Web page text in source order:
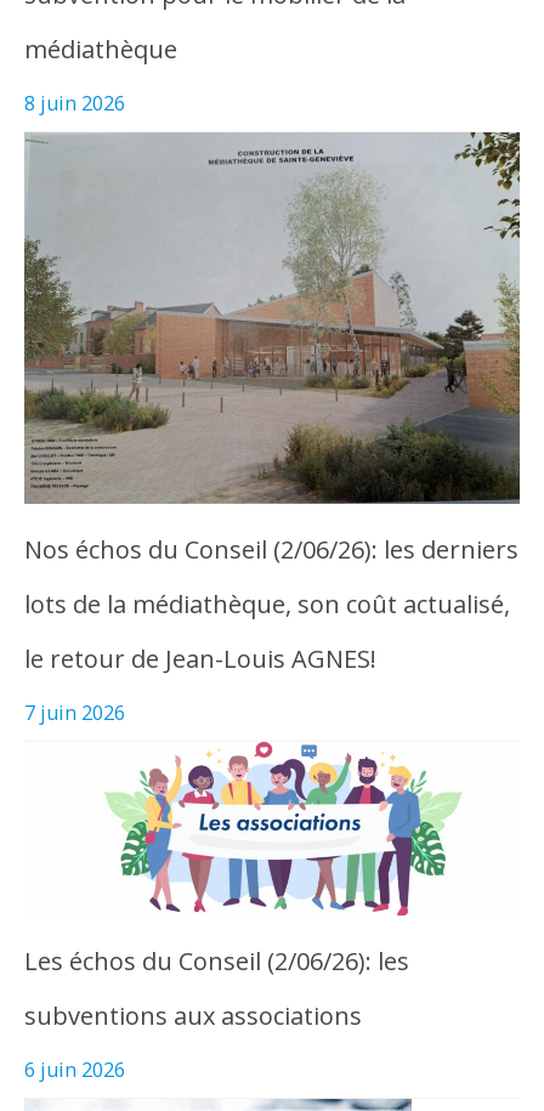
médiathèque
8 juin 2026
Nos échos du Conseil (2/06/26): les derniers
lots de la médiathèque, son coût actualisé,
le retour de Jean-Louis AGNES!
7 juin 2026
Les échos du Conseil (2/06/26): les
subventions aux associations
6 juin 2026